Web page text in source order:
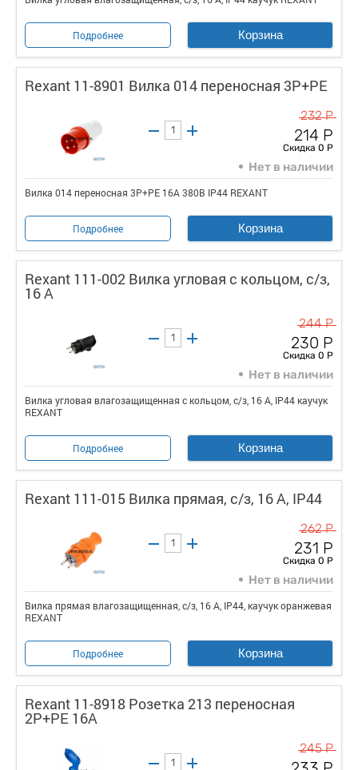
Подробнее Корзина
Rexant 11-8901 Вилка 014 переносная 3Р+РЕ
232 Р
214 Р
Скидка 0 Р
Нет в наличии
Вилка 014 переносная 3Р+РЕ 16А 380В IP44 REXANT
Подробнее Корзина
Rexant 111-002 Вилка угловая с кольцом, с/з,
16 А
244 Р
230 Р
Скидка 0 Р
Нет в наличии
Вилка угловая влагозащищенная с кольцом, с/з, 16 А, IP44 каучук
REXANT
Подробнее Корзина
Rexant 111-015 Вилка прямая, c/з, 16 А, IP44
262 Р
231 Р
Скидка 0 Р
Нет в наличии
Вилка прямая влагозащищенная, c/з, 16 А, IP44, каучук оранжевая
REXANT
Подробнее Корзина
Rexant 11-8918 Розетка 213 переносная
2Р+РЕ 16А
245 Р